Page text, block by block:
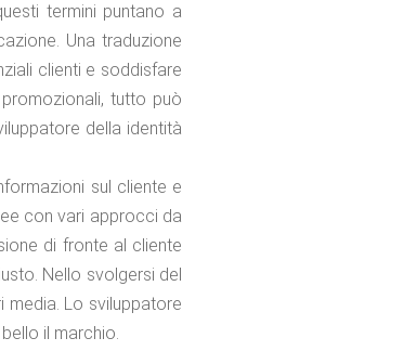
termini puntano a
Una traduzione
clienti e soddisfare
tutto può
della identità
sul cliente e
con vari approcci da
di fronte al cliente
Nello svolgersi del
Lo sviluppatore
il marchio.